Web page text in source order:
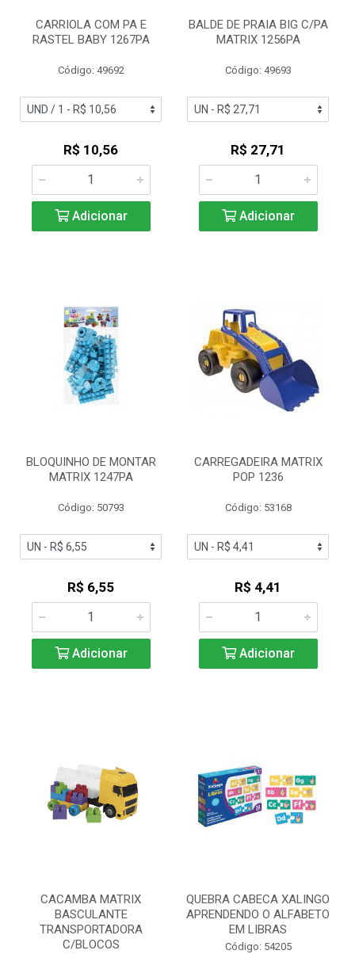
CARRIOLA COM PA E
RASTEL BABY 1267PA
Código: 49692
R$ 10,56
Adicionar
BALDE DE PRAIA BIG C/PA
MATRIX 1256PA
Código: 49693
R$ 27,71
Adicionar
BLOQUINHO DE MONTAR
MATRIX 1247PA
Código: 50793
R$ 6,55
Adicionar
CARREGADEIRA MATRIX
POP 1236
Código: 53168
R$ 4,41
Adicionar
CACAMBA MATRIX
BASCULANTE
TRANSPORTADORA
C/BLOCOS
QUEBRA CABECA XALINGO
APRENDENDO O ALFABETO
EM LIBRAS
Código: 54205